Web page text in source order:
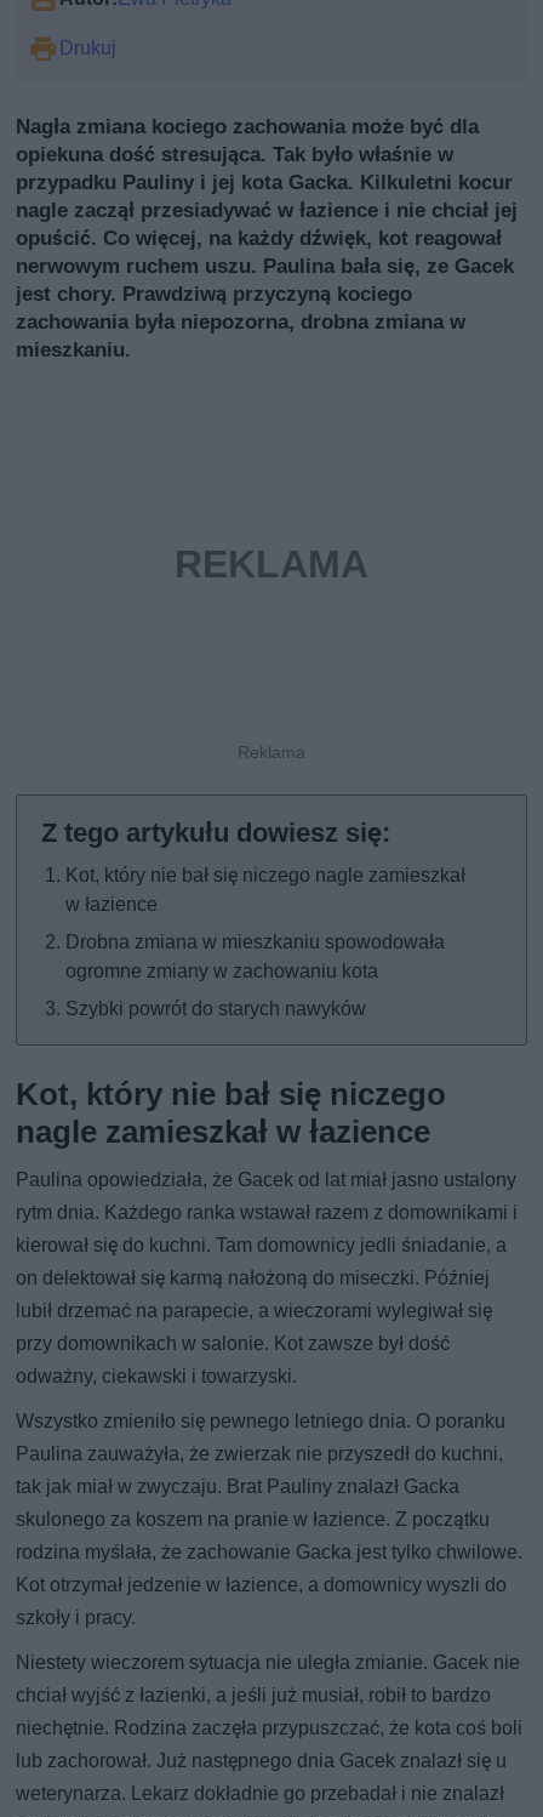
Drukuj
Nagła zmiana kociego zachowania może być dla
opiekuna dość stresująca. Tak było właśnie w
przypadku Pauliny i jej kota Gacka. Kilkuletni kocur
nagle zaczął przesiadywać w łazience i nie chciał jej
opuścić. Co więcej, na każdy dźwięk, kot reagował
nerwowym ruchem uszu. Paulina bała się, ze Gacek
jest chory. Prawdziwą przyczyną kociego
zachowania była niepozorna, drobna zmiana w
mieszkaniu.
Kot, który nie bał się niczego nagle zamieszkał
w łazience
Drobna zmiana w mieszkaniu spowodowała
ogromne zmiany w zachowaniu kota
Szybki powrót do starych nawyków
Kot, który nie bał się niczego
nagle zamieszkał w łazience
Paulina opowiedziała, że Gacek od lat miał jasno ustalony
rytm dnia. Każdego ranka wstawał razem z domownikami i
kierował się do kuchni. Tam domownicy jedli śniadanie, a
on delektował się karmą nałożoną do miseczki. Później
lubił drzemać na parapecie, a wieczorami wylegiwał się
przy domownikach w salonie. Kot zawsze był dość
odważny, ciekawski i towarzyski.
Wszystko zmieniło się pewnego letniego dnia. O poranku
Paulina zauważyła, że zwierzak nie przyszedł do kuchni,
tak jak miał w zwyczaju. Brat Pauliny znalazł Gacka
skulonego za koszem na pranie w łazience. Z początku
rodzina myślała, że zachowanie Gacka jest tylko chwilowe.
Kot otrzymał jedzenie w łazience, a domownicy wyszli do
szkoły i pracy.
Niestety wieczorem sytuacja nie uległa zmianie. Gacek nie
chciał wyjść z łazienki, a jeśli już musiał, robił to bardzo
niechętnie. Rodzina zaczęła przypuszczać, że kota coś boli
lub zachorował. Już następnego dnia Gacek znalazł się u
weterynarza. Lekarz dokładnie go przebadał i nie znalazł